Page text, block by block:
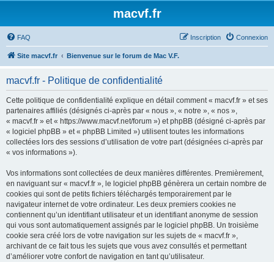
macvf.fr
FAQ Connexion
Inscription
Site macvf.fr Bienvenue sur le forum de Mac V.F.
macvf.fr - Politique de confidentialité
Cette politique de confidentialité explique en détail comment « macvf.fr » et ses
partenaires affiliés (désignés ci-après par « nous », « notre », « nos »,
« macvf.fr » et « https://www.macvf.net/forum ») et phpBB (désigné ci-après par
« logiciel phpBB » et « phpBB Limited ») utilisent toutes les informations
collectées lors des sessions d’utilisation de votre part (désignées ci-après par
« vos informations »).
Vos informations sont collectées de deux manières différentes. Premièrement,
en naviguant sur « macvf.fr », le logiciel phpBB génèrera un certain nombre de
cookies qui sont de petits fichiers téléchargés temporairement par le
navigateur internet de votre ordinateur. Les deux premiers cookies ne
contiennent qu’un identifiant utilisateur et un identifiant anonyme de session
qui vous sont automatiquement assignés par le logiciel phpBB. Un troisième
cookie sera créé lors de votre navigation sur les sujets de « macvf.fr »,
archivant de ce fait tous les sujets que vous avez consultés et permettant
d’améliorer votre confort de navigation en tant qu’utilisateur.